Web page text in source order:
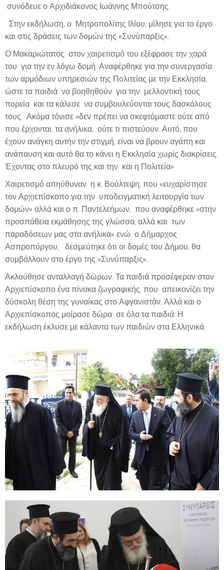
συνόδευε ο Αρχιδιάκονος Ιωάννης Μπούτσης.
Στην εκδήλωση, ο Μητροπολίτης Ιλίου, μίλησε για το έργο
και στις δράσεις των δομών της «Συνύπαρξις».
Ο Μακαριώτατος στον χαιρετισμό του εξέφρασε την χαρά
του για την εν λόγω δομή. Αναφέρθηκε για την συνεργασία
των αρμόδιων υπηρεσιών της Πολιτείας με την Εκκλησία,
ώστε τα παιδιά να βοηθηθούν για την μελλοντική τους
πορεία και τα κάλεσε να συμβουλεύονται τους δασκάλους
τους. Ακόμα τόνισε «δεν πρέπει να σκεφτόμαστε ούτε από
που έρχονται, τα ανήλικα, ούτε τι πιστεύουν. Αυτό, που
έχουν ανάγκη αυτήν την στιγμή, είναι να βρουν αγάπη και
ανάπαυση και αυτό θα το κάνει η Εκκλησία χωρίς διακρίσεις.
Έχοντας στο πλευρό της και την και η Πολιτεία»
Χαιρετισμό απηύθυναν η κ. Βούλτεψη, που «ευχαρίστησε
τον Αρχιεπίσκοπο για την υποδειγματική λειτουργία των
δομών» αλλά και ο π. Παντελεήμων, που αναφέρθηκε «στην
προσπάθεια εκμάθησης της γλώσσα, αλλά και των
παραδόσεων μας στα ανήλικα» ενώ ο Δήμαρχος
Ασπροπύργου, δεσμεύτηκε ότι οι δομές του Δήμου, θα
συμβάλλουν στο έργο της «Συνύπαρξις».
Ακλούθησε ανταλλαγή δώρων. Τα παιδιά προσέφεραν στον
Αρχιεπίσκοπο ένα πίνακα ζωγραφικής, που απεικονίζει την
δύσκολη θέση της γυναίκας στο Αφγανιστάν. Αλλά και ο
Αρχιεπίσκοπος μοίρασε δώρα σε όλα τα παιδιά. Η
εκδήλωση έκλυσε με κάλαντα των παιδιών στα Ελληνικά.